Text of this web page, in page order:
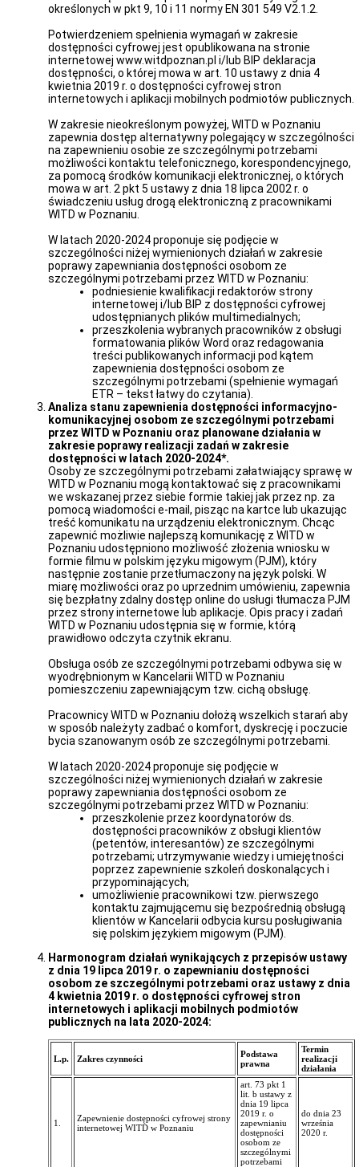
cywilnej
Ogłoszenia
naborze
cywilnej
naborów
Praktyki
studenckie
Praktyka
Wydziale
Archiwum
Zakładowego
określonych w pkt 9, 10 i 11 normy EN 301 549 V2.1.2.
Potwierdzeniem spełnienia wymagań w zakresie
dostępności cyfrowej jest opublikowana na stronie
internetowej www.witdpoznan.pl i/lub BIP deklaracja
dostępności, o której mowa w art. 10 ustawy z dnia 4
kwietnia 2019 r. o dostępności cyfrowej stron
internetowych i aplikacji mobilnych podmiotów publicznych.
W zakresie nieokreślonym powyżej, WITD w Poznaniu
zapewnia dostęp alternatywny polegający w szczególności
na zapewnieniu osobie ze szczególnymi potrzebami
możliwości kontaktu telefonicznego, korespondencyjnego,
za pomocą środków komunikacji elektronicznej, o których
mowa w art. 2 pkt 5 ustawy z dnia 18 lipca 2002 r. o
świadczeniu usług drogą elektroniczną z pracownikami
WITD w Poznaniu.
W latach 2020-2024 proponuje się podjęcie w
szczególności niżej wymienionych działań w zakresie
poprawy zapewniania dostępności osobom ze
szczególnymi potrzebami przez WITD w Poznaniu:
podniesienie kwalifikacji redaktorów strony
internetowej i/lub BIP z dostępności cyfrowej
udostępnianych plików multimedialnych;
przeszkolenia wybranych pracowników z obsługi
formatowania plików Word oraz redagowania
treści publikowanych informacji pod kątem
zapewnienia dostępności osobom ze
szczególnymi potrzebami (spełnienie wymagań
ETR – tekst łatwy do czytania).
Analiza stanu zapewnienia dostępności informacyjno-
komunikacyjnej osobom ze szczególnymi potrzebami
przez WITD w Poznaniu oraz planowane działania w
zakresie poprawy realizacji zadań w zakresie
dostępności w latach 2020-2024*.
Osoby ze szczególnymi potrzebami załatwiający sprawę w
WITD w Poznaniu mogą kontaktować się z pracownikami
we wskazanej przez siebie formie takiej jak przez np. za
pomocą wiadomości e-mail, pisząc na kartce lub ukazując
treść komunikatu na urządzeniu elektronicznym. Chcąc
zapewnić możliwie najlepszą komunikację z WITD w
Poznaniu udostępniono możliwość złożenia wniosku w
formie filmu w polskim języku migowym (PJM), który
następnie zostanie przetłumaczony na język polski. W
miarę możliwości oraz po uprzednim umówieniu, zapewnia
się bezpłatny zdalny dostęp online do usługi tłumacza PJM
przez strony internetowe lub aplikacje. Opis pracy i zadań
WITD w Poznaniu udostępnia się w formie, którą
prawidłowo odczyta czytnik ekranu.
Obsługa osób ze szczególnymi potrzebami odbywa się w
wyodrębnionym w Kancelarii WITD w Poznaniu
pomieszczeniu zapewniającym tzw. cichą obsługę.
Pracownicy WITD w Poznaniu dołożą wszelkich starań aby
w sposób należyty zadbać o komfort, dyskrecję i poczucie
bycia szanowanym osób ze szczególnymi potrzebami.
W latach 2020-2024 proponuje się podjęcie w
szczególności niżej wymienionych działań w zakresie
poprawy zapewniania dostępności osobom ze
szczególnymi potrzebami przez WITD w Poznaniu:
przeszkolenie przez koordynatorów ds.
dostępności pracowników z obsługi klientów
(petentów, interesantów) ze szczególnymi
potrzebami; utrzymywanie wiedzy i umiejętności
poprzez zapewnienie szkoleń doskonalących i
przypominających;
umożliwienie pracownikowi tzw. pierwszego
kontaktu zajmującemu się bezpośrednią obsługą
klientów w Kancelarii odbycia kursu posługiwania
się polskim językiem migowym (PJM).
Harmonogram działań wynikających z przepisów ustawy
z dnia 19 lipca 2019 r. o zapewnianiu dostępności
osobom ze szczególnymi potrzebami oraz ustawy z dnia
4 kwietnia 2019 r. o dostępności cyfrowej stron
internetowych i aplikacji mobilnych podmiotów
publicznych na lata 2020-2024:
L.p. Zakres czynności
Podstawa
prawna
Termin
realizacji
działania
1.
Zapewnienie dostępności cyfrowej strony
internetowej WITD w Poznaniu
art. 73 pkt 1
lit. b ustawy z
dnia 19 lipca
2019 r. o
zapewnianiu
dostępności
osobom ze
szczególnymi
potrzebami
do dnia 23
września
2020 r.